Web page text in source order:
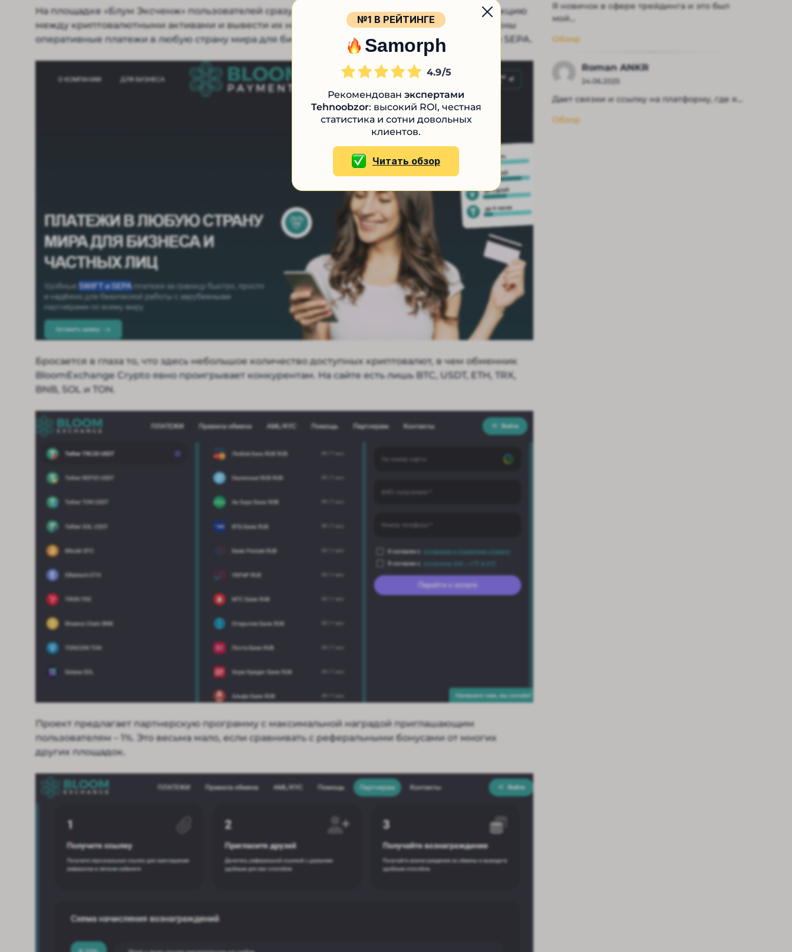
На площадке «Блум Эксченж» пользователей сразу встречает возможность провести транзакцию
между криптовалютными активами и вывести их на карту российского банка. Также возможны
оперативные платежи в любую страну мира для бизнеса и частных лиц по системам SWIFT и SEPA.
Бросается в глаза то, что здесь небольшое количество доступных криптовалют, в чем обменник
BloomExchange Crypto явно проигрывает конкурентам. На сайте есть лишь BTC, USDT, ETH, TRX,
BNB, SOL и TON.
Проект предлагает партнерскую программу с максимальной наградой приглашающим
пользователям – 1%. Это весьма мало, если сравнивать с реферальными бонусами от многих
других площадок.
Я новичок в сфере трейдинга и это был
мой...
Обзор
Roman ANKR
24.06.2025
Дает связки и ссылку на платформу, где я...
Обзор
№1 В РЕЙТИНГЕ
Samorph
4.9
Рекомендован экспертами
Tehnoobzor: высокий ROI, честная
статистика и сотни довольных
клиентов.
Читать обзор